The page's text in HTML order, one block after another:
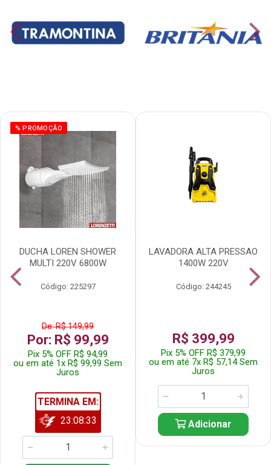
% PROMOÇÃO
DUCHA LOREN SHOWER
MULTI 220V 6800W
Código: 225297
De: R$ 149,99
Por: R$ 99,99
Pix 5% OFF R$ 94,99
ou em até 1x R$ 99,99 Sem
Juros
TERMINA EM:
23:08:32
LAVADORA ALTA PRESSAO
1400W 220V
Código: 244245
R$ 399,99
Pix 5% OFF R$ 379,99
ou em até 7x R$ 57,14 Sem
Juros
Adicionar